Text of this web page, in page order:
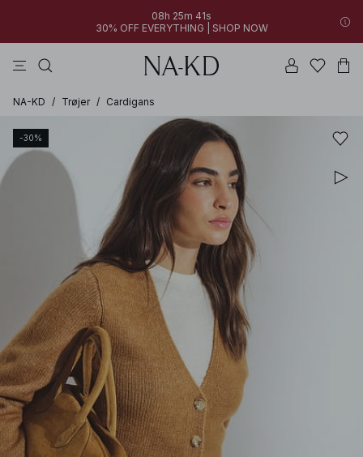
08h 25m 41s
30% OFF EVERYTHING | SHOP NOW
NA-KD / Trøjer / Cardigans
-30%